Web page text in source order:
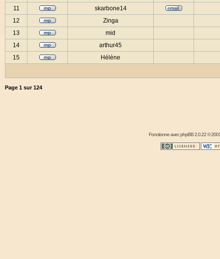
11
skarbone14
12
Zinga
13
mid
14
arthur45
15
Hélène
Page 1 sur124
Fonctionne avecphpBB2.0.22 ©